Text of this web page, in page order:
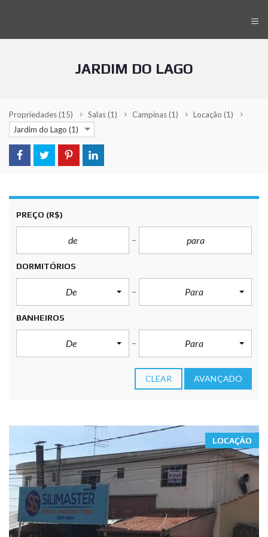
≡
JARDIM DO LAGO
Propriedades(15) Salas(1) Campinas(1) Locação (1)
Jardim do Lago (1)
PREÇO (R$)
DORMITÓRIOS
De Para
BANHEIROS
De Para
CLEAR AVANÇADO
LOCAÇÃO